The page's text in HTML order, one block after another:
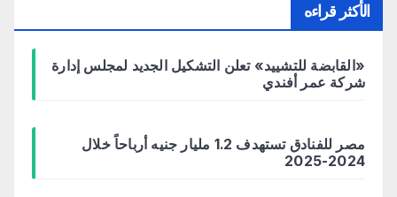
الأكثر قراءه
«القابضة للتشييد» تعلن التشكيل الجديد لمجلس إدارة
شركة عمر أفندي
مصر للفنادق تستهدف 1.2 مليار جنيه أرباحاً خلال
2024-2025